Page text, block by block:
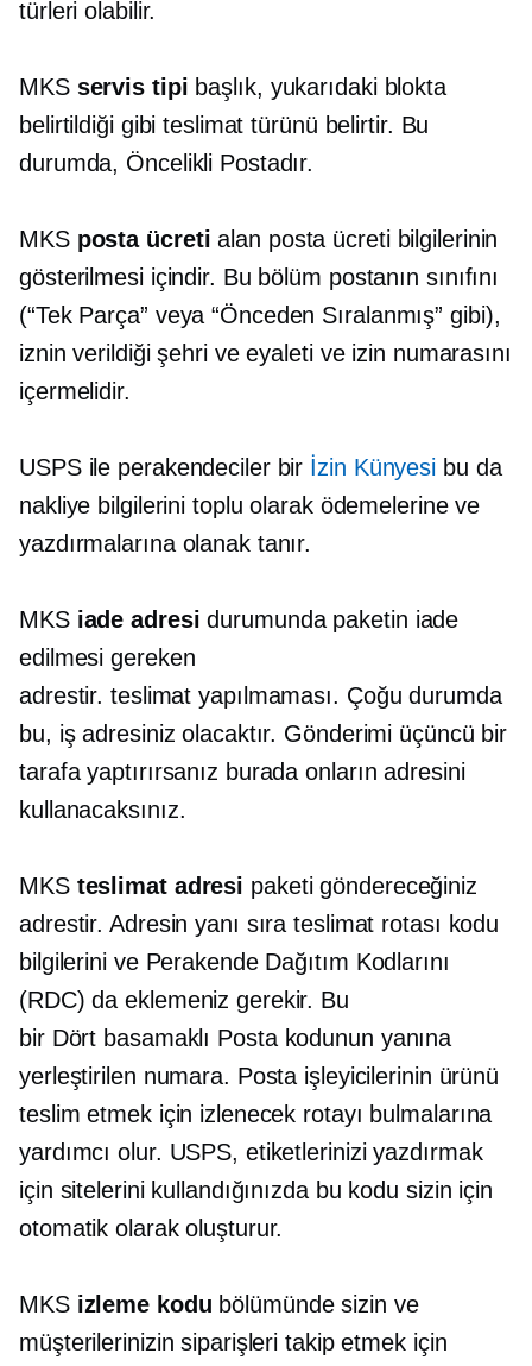
türleri olabilir.
MKS servis tipi başlık, yukarıdaki blokta
belirtildiği gibi teslimat türünü belirtir. Bu
durumda, Öncelikli Postadır.
MKS posta ücreti alan posta ücreti bilgilerinin
gösterilmesi içindir. Bu bölüm postanın sınıfını
(“Tek Parça” veya “Önceden Sıralanmış” gibi),
iznin verildiği şehri ve eyaleti ve izin numarasını
içermelidir.
USPS ile perakendeciler bir İzin Künyesi bu da
nakliye bilgilerini toplu olarak ödemelerine ve
yazdırmalarına olanak tanır.
MKS iade adresi durumunda paketin iade
edilmesi gereken
adrestir.teslimat yapılmaması. Çoğu durumda
bu, iş adresiniz olacaktır. Gönderimi üçüncü bir
tarafa yaptırırsanız burada onların adresini
kullanacaksınız.
MKS teslimat adresi paketi göndereceğiniz
adrestir. Adresin yanı sıra teslimat rotası kodu
bilgilerini ve Perakende Dağıtım Kodlarını
(RDC) da eklemeniz gerekir. Bu
bir Dört basamaklı Posta kodunun yanına
yerleştirilen numara. Posta işleyicilerinin ürünü
teslim etmek için izlenecek rotayı bulmalarına
yardımcı olur. USPS, etiketlerinizi yazdırmak
için sitelerini kullandığınızda bu kodu sizin için
otomatik olarak oluşturur.
MKS izleme kodu bölümünde sizin ve
müşterilerinizin siparişleri takip etmek için